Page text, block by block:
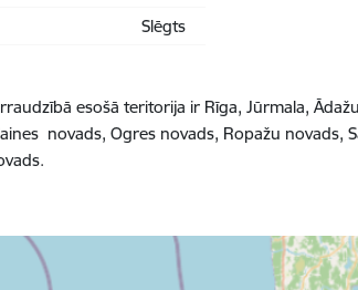
Slēgts
esošā teritorija ir Rīga, Jūrmala,
novads, Ogres novads, Ropažu novads,